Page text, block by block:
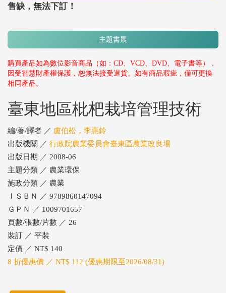
售缺，無法下訂！
主題書展
購買產品如為數位影音商品（如：CD、VCD、DVD、電子書等），
因受智慧財產權保護，恕無法接受退貨。如有商品瑕疵，僅可更換
相同產品。
臺東地區枇杷栽培管理技術
編/著/譯者 ／ 盧伯松，李惠鈴
出版機關 ／ 行政院農業委員會臺東區農業改良場
出版日期 ／ 2008-06
主題分類 ／ 農業環保
施政分類 ／ 農業
ＩＳＢＮ ／ 9789860147094
ＧＰＮ ／ 1009701657
頁數/張數/片數 ／ 26
裝訂 ／ 平裝
定價 ／ NT$ 140
8 折優惠價 ／ NT$ 112 (優惠期限至2026/08/31)